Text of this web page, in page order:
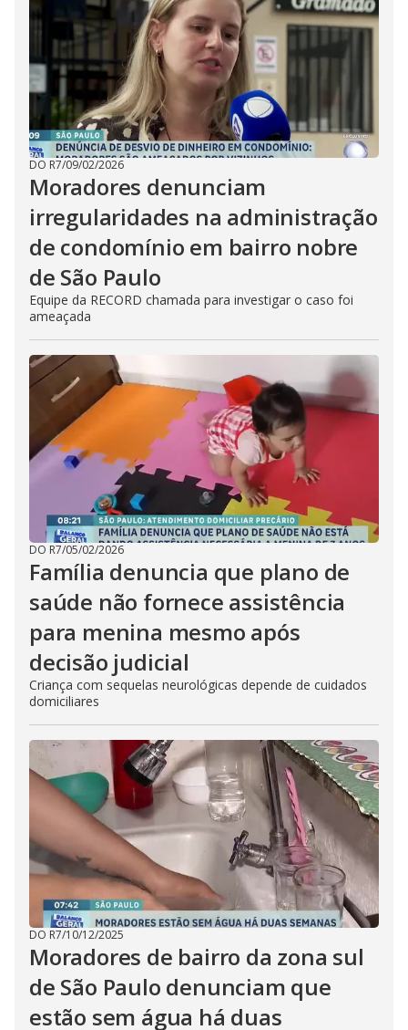
DO R7/09/02/2026
Moradores denunciam
irregularidades na administração
de condomínio em bairro nobre
de São Paulo
Equipe da RECORD chamada para investigar o caso foi
ameaçada
DO R7/05/02/2026
Família denuncia que plano de
saúde não fornece assistência
para menina mesmo após
decisão judicial
Criança com sequelas neurológicas depende de cuidados
domiciliares
DO R7/10/12/2025
Moradores de bairro da zona sul
de São Paulo denunciam que
estão sem água há duas